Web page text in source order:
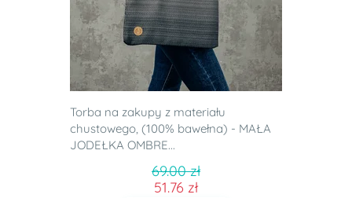
Torba na zakupy z materiału
chustowego, (100% bawełna) - MAŁA
JODEŁKA OMBRE...
69.00 zł
51.76 zł